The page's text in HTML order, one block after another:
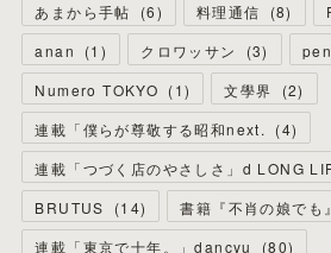
あまから手帖
(6) 料理通信 (8)
anan
(1 ) クロワッサン (3) pen
Numero TOKYO (1) 文學界 (2)
連載「僕らが尊敬する昭和next.
(4)
連載「つづく店のやさしさ」d LONG
BRUTUS
(14) 書籍『不肖の娘でも』
連載「東京で十年。」dancyu
(80)